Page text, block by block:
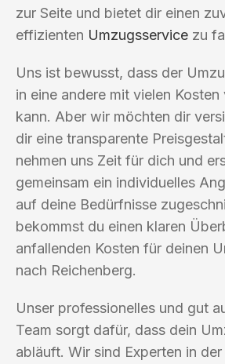
zur Seite und bietet dir einen
effizienten Umzugsservice zu
Uns ist bewusst, dass der
in eine andere mit vielen Kosten
kann. Aber wir möchten dir
dir eine transparente
nehmen uns Zeit für dich und
gemeinsam ein individuelles
auf deine Bedürfnisse
bekommst du einen klaren
anfallenden Kosten für deinen
nach Reichenberg.
Unser professionelles und gut
Team sorgt dafür, dass dein
abläuft. Wir sind Experten in